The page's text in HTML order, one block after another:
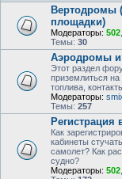
Вертодромы
площадки)
Модераторы: 502
Темы: 30
Аэродромы
Этот раздел
приземлиться
топлива,
Модераторы:
Темы: 257
Регистрация
Как
кабинеты
самолет? Как
судно?
Модераторы: 502